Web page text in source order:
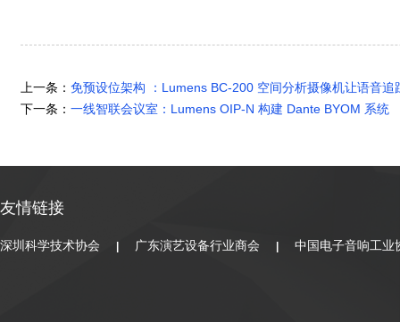
上一条： 免预设位架构 ：Lumens BC-200 空间分析摄像机让语音追
下一条： 一线智联会议室：Lumens OIP-N 构建 Dante BYOM 系统
友情链接
深圳科学技术协会 广东演艺设备行业商会 中国电子音响工业